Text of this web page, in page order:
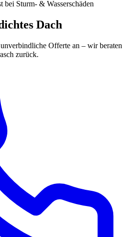
bei Sturm- & Wasserschäden
Dach
Offerte an – wir beraten
zurück.